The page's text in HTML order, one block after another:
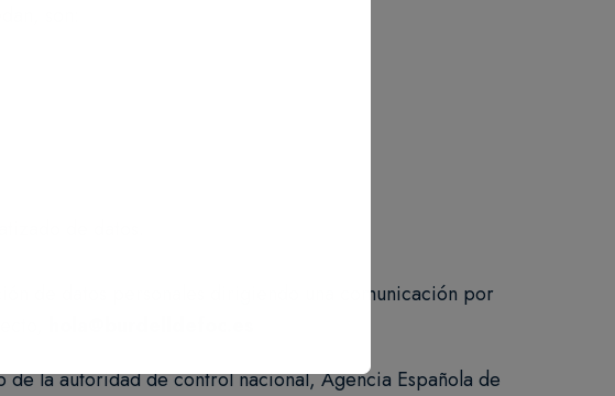
son:
de datos.
de datos personales dirigiendo una comunicación por
la autoridad de control nacional, Agencia Española de